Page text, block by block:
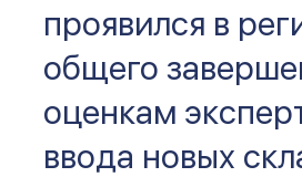
проявился в
общего
оценкам
ввода новых